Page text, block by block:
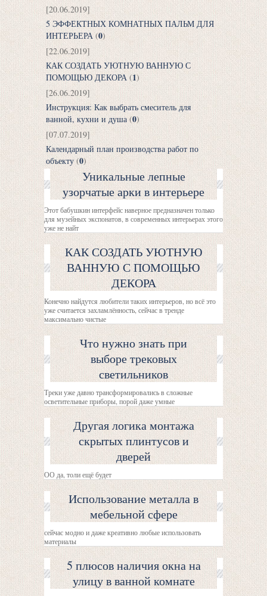
[20.06.2019]
5 ЭФФЕКТНЫХ КОМНАТНЫХ ПАЛЬМ ДЛЯ
ИНТЕРЬЕРА (0)
[22.06.2019]
КАК СОЗДАТЬ УЮТНУЮ ВАННУЮ С
ПОМОЩЬЮ ДЕКОРА (1)
[26.06.2019]
Инструкция: Как выбрать смеситель для
ванной, кухни и душа (0)
[07.07.2019]
Календарный план производства работ по
объекту (0)
Уникальные лепные
узорчатые арки в интерьере
Этот бабушкин интерфейс наверное предназначен только
для музейных экспонатов, в современных интерьерах этого
уже не найт
КАК СОЗДАТЬ УЮТНУЮ
ВАННУЮ С ПОМОЩЬЮ
ДЕКОРА
Конечно найдутся любители таких интерьеров, но всё это
уже считается захламлённость, сейчас в тренде
максимально чистые
Что нужно знать при
выборе трековых
светильников
Треки уже давно трансформировались в сложные
осветительные приборы, порой даже умные
Другая логика монтажа
скрытых плинтусов и
дверей
ОО да, толи ещё будет
Использование металла в
мебельной сфере
сейчас модно и даже креативно любые использовать
материалы
5 плюсов наличия окна на
улицу в ванной комнате